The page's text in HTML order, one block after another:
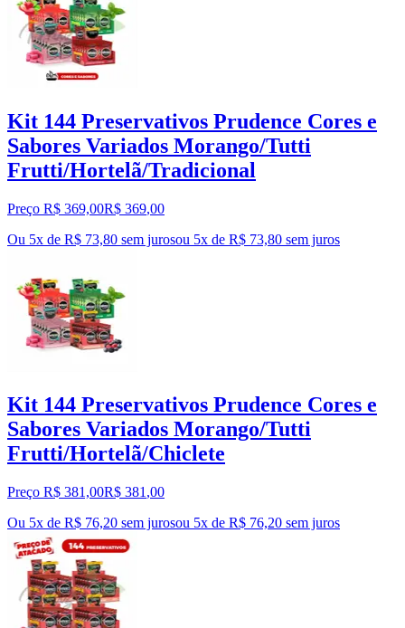
Kit 144 Preservativos Prudence Cores e
Sabores Variados Morango/Tutti
Frutti/Hortelã/Tradicional
Preço R$ 369,00R$ 369,00
Ou 5x de R$ 73,80 sem jurosou 5x de R$ 73,80 sem juros
Kit 144 Preservativos Prudence Cores e
Sabores Variados Morango/Tutti
Frutti/Hortelã/Chiclete
Preço R$ 381,00R$ 381 ,00
Ou 5x de R$ 76,20 sem jurosou 5x de R$ 76,20 sem juros